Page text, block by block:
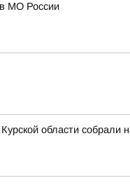
МО России
области собрали